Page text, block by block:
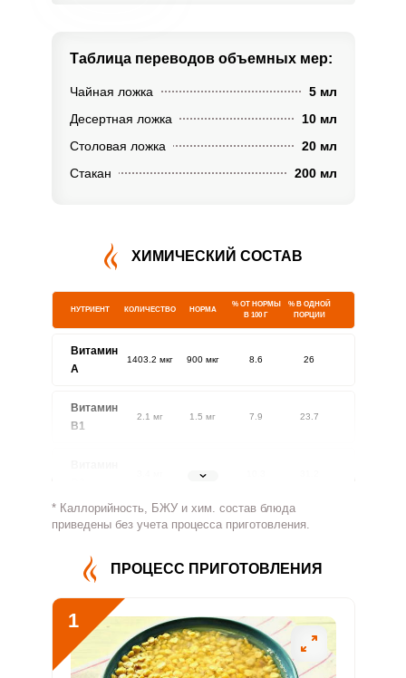
Таблица переводов объемных мер:
Чайная ложка
5 мл
Десертная ложка
10 мл
Столовая ложка
20 мл
Стакан
200 мл
ХИМИЧЕСКИЙ СОСТАВ
НУТРИЕНТ КОЛИЧЕСТВО НОРМА
% ОТ НОРМЫ
В 100 Г
% В ОДНОЙ
ПОРЦИИ
Витамин
A
1403.2 мкг 900 мкг 8.6 26
Витамин
В1
2.1 мг 1.5 мг 7.9 23.7
1.8 мг
Витамин
441 мг 500 мг 4.9 14.7
Витамин
В5
Витамин
В6
6 мг 2 мг 16.5 49.8
* Каллорийность, БЖУ и хим. состав блюда
приведены без учета процесса приготовления.
ПРОЦЕСС ПРИГОТОВЛЕНИЯ
1